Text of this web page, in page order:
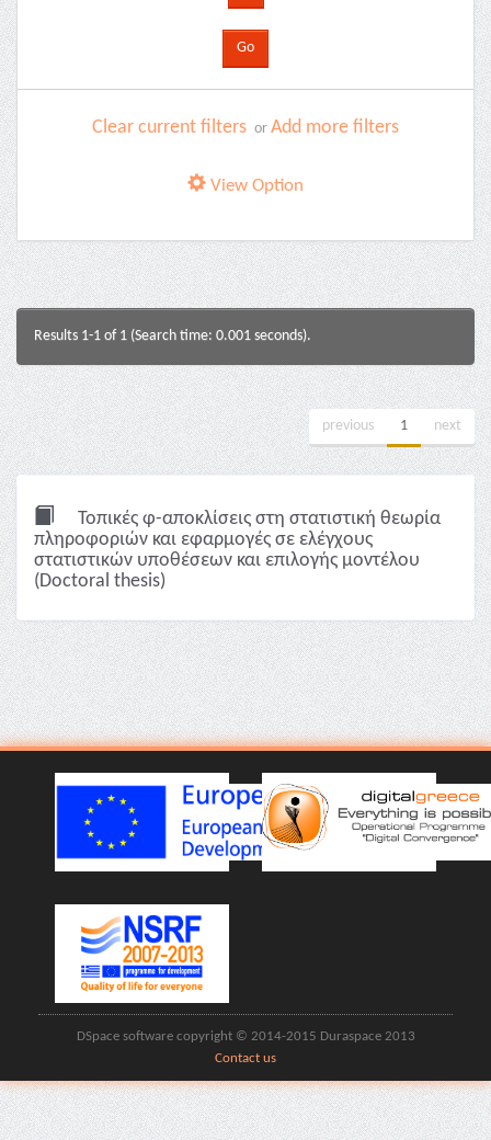
Clear current filters or Add more filters
View Option
Results 1-1 of 1 (Search time: 0.001 seconds).
previous 1 next
Τοπικές φ-αποκλίσεις στη στατιστική θεωρία
πληροφοριών και εφαρμογές σε ελέγχους
στατιστικών υποθέσεων και επιλογής μοντέλου
(Doctoral thesis)
DSpace software copyright © 2014-2015 Duraspace 2013
Contact us